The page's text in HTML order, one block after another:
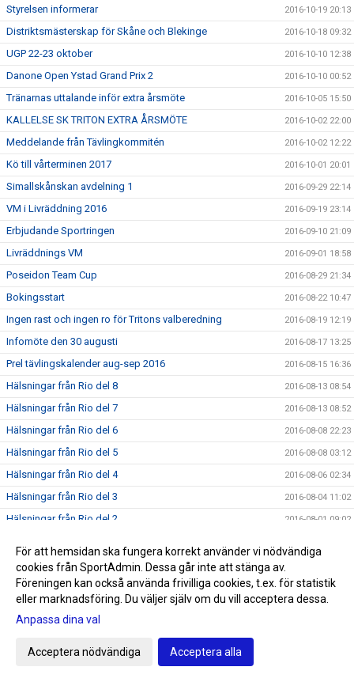
Styrelsen informerar 2016-10-19 20:13
Distriktsmästerskap för Skåne och Blekinge 2016-10-18 09:32
UGP 22-23 oktober 2016-10-10 12:38
Danone Open Ystad Grand Prix 2 2016-10-10 00:52
Tränarnas uttalande inför extra årsmöte 2016-10-05 15:50
KALLELSE SK TRITON EXTRA ÅRSMÖTE 2016-10-02 22:00
Meddelande från Tävlingkommitén 2016-10-02 12:22
Kö till vårterminen 2017 2016-10-01 20:01
Simallskånskan avdelning 1 2016-09-29 22:14
VM i Livräddning 2016 2016-09-19 23:14
Erbjudande Sportringen 2016-09-10 21:09
Livräddnings VM 2016-09-01 18:58
Poseidon Team Cup 2016-08-29 21:34
Bokingsstart 2016-08-22 10:47
Ingen rast och ingen ro för Tritons valberedning 2016-08-19 12:19
Infomöte den 30 augusti 2016-08-17 13:25
Prel tävlingskalender aug-sep 2016 2016-08-15 16:36
Hälsningar från Rio del 8 2016-08-13 08:54
Hälsningar från Rio del 7 2016-08-13 08:52
Hälsningar från Rio del 6 2016-08-08 22:23
Hälsningar från Rio del 5 2016-08-08 03:12
Hälsningar från Rio del 4 2016-08-06 02:34
Hälsningar från Rio del 3 2016-08-04 11:02
Hälsningar från Rio del 2 2016-08-01 09:02
SNART OLYMPISKA SOMMARSPELEN 2016
Triton i radio 2016-07-20 13:00
Sommarrea på Sportringen
SM/JSM dag 5
Triton-trio laddar för Rio
För att hemsidan ska fungera korrekt använder vi nödvändiga
cookies från SportAdmin. Dessa går inte att stänga av.
Föreningen kan också använda frivilliga cookies, t.ex. för statistik
eller marknadsföring. Du väljer själv om du vill acceptera dessa.
Anpassa dina val
Acceptera nödvändiga Acceptera alla